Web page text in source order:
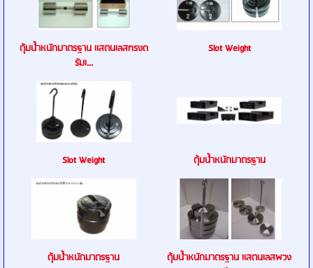
ตุ้มน้ำหนักมาตรฐาน เเสตนเลสทรงด
รัมเ...
Slot Weight
Slot Weight ตุ้มน้ำหนักมาตรฐาน
ตุ้มน้ำหนักมาตรฐาน
ตุ้มน้ำหนักมาตรฐาน เเสตนเลสพวง